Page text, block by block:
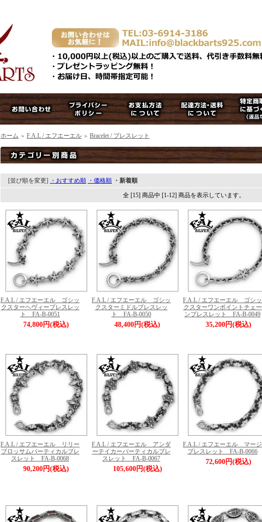
ホーム ＞ F.A.L / エフエーエル ＞ Bracelet / ブレスレット
[並び順を変更] ・おすすめ順 ・価格順 ・新着順
全 [15] 商品中 [1-12] 商品を表示しています。
F.A.L / エフエーエル ゴシッ
クスターヘヴィーブレスレッ
ト FA-B-0051
74,800円(税込)
F.A.L / エフエーエル ゴシッ
クスターミドルブレスレッ
ト FA-B-0050
48,400円(税込)
F.A.L / エフエーエル ゴシッ
クスターワンポイントチェー
ンブレスレット FA-B-0049
35,200円(税込)
F.A.L / エフエーエル リリー
ブロッサムバーティカルブレ
スレット FA-B-0068
90,200円(税込)
F.A.L / エフエーエル アンダ
ーテイカーバーティカルブレ
スレット FA-B-0067
105,600円(税込)
F.A.L / エフエーエル マージ
ブレスレット FA-B-0066
72,600円(税込)